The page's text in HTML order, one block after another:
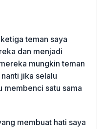
teman saya
dan menjadi
mungkin teman
jika selalu
membenci satu sama
membuat hati saya